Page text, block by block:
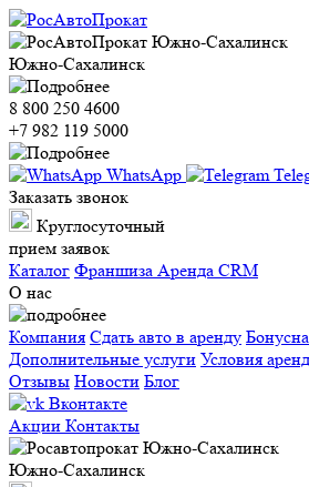
Южно-Сахалинск
8 800 250 4600
+7 982 119 5000
WhatsApp
Заказать звонок
Круглосуточный
прием заявок
Каталог Франшиза Аренда CRM
О нас
Компания Сдать авто в аренду
Дополнительные услуги Условия
Отзывы Новости Блог
Вконтакте
Акции Контакты
Южно-Сахалинск